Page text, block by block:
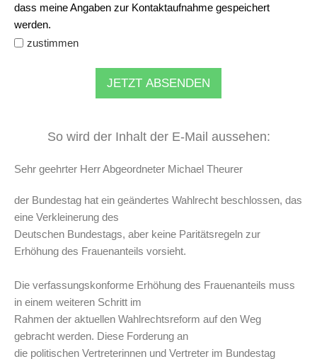
dass meine Angaben zur Kontaktaufnahme gespeichert
werden.
zustimmen
JETZT ABSENDEN
So wird der Inhalt der E-Mail aussehen:
Sehr geehrter Herr Abgeordneter Michael Theurer
der Bundestag hat ein geändertes Wahlrecht beschlossen, das
eine Verkleinerung des
Deutschen Bundestags, aber keine Paritätsregeln zur
Erhöhung des Frauenanteils vorsieht.
Die verfassungskonforme Erhöhung des Frauenanteils muss
in einem weiteren Schritt im
Rahmen der aktuellen Wahlrechtsreform auf den Weg
gebracht werden. Diese Forderung an
die politischen Vertreterinnen und Vertreter im Bundestag